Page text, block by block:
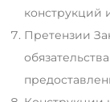
конструкций
Претензии